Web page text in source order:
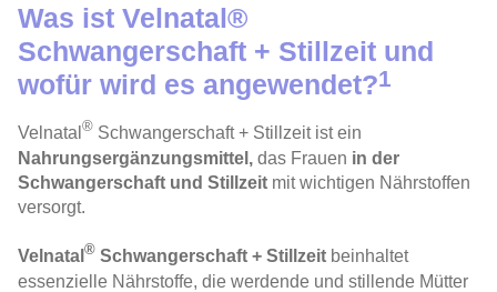
Was ist Velnatal®
Schwangerschaft + Stillzeit und
wofür wird es angewendet?1
Velnatal ® Schwangerschaft + Stillzeit ist ein
Nahrungsergänzungsmittel, das Frauen in der
Schwangerschaft und Stillzeit mit wichtigen Nährstoffen
versorgt.
Velnatal ® Schwangerschaft + Stillzeit beinhaltet
essenzielle Nährstoffe, die werdende und stillende Mütter